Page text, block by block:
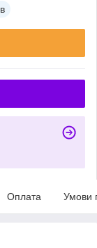
Оплата Умови